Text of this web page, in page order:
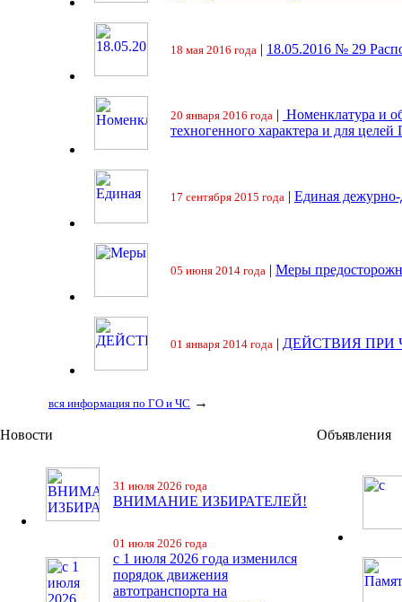
18 мая 2016 года | 18.05.2016 № 29
20 января 2016 года | Номенклатура и
техногенного характера и для целей
17 сентября 2015 года | Единая
05 июня 2014 года | Меры
01 января 2014 года | ДЕЙСТВИЯ ПРИ
вся информация по ГО и ЧС →
Новости
31 июля 2026 года
ВНИМАНИЕ ИЗБИРАТЕЛЕЙ!
01 июля 2026 года
с 1 июля 2026 года изменился
порядок движения
автотранспорта на
Объявления